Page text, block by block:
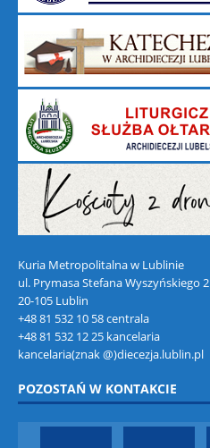
Kuria Metropolitalna w Lublinie
ul. Prymasa Stefana Wyszyńskiego 2
20-105 Lublin
+48 81 532 10 58 centrala
+48 81 532 12 25 kancelaria
kancelaria(znak @)diecezja.lublin.pl
POZOSTAŃ W KONTAKCIE